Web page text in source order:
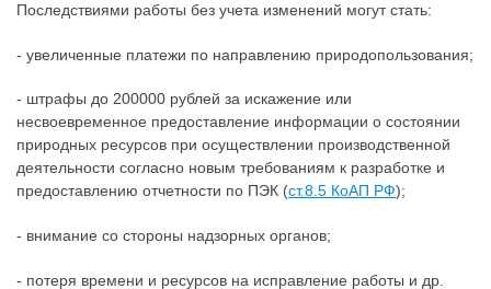
Последствиями работы без учета изменений могут стать:
- увеличенные платежи по направлению природопользования;
- штрафы до 200000 рублей за искажение или
несвоевременное предоставление информации о состоянии
природных ресурсов при осуществлении производственной
деятельности согласно новым требованиям к разработке и
предоставлению отчетности по ПЭК (ст.8.5 КоАП РФ);
- внимание со стороны надзорных органов;
- потеря времени и ресурсов на исправление работы и др.